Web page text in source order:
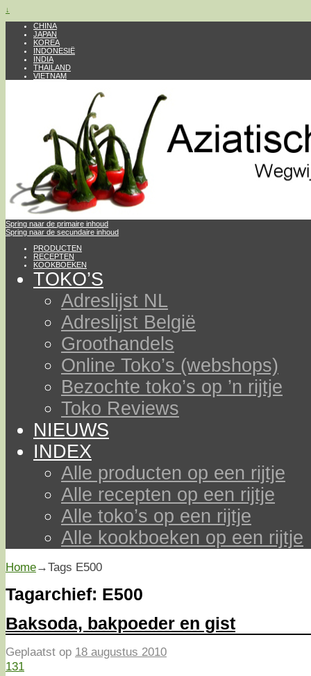
↓
CHINA
JAPAN
KOREA
INDONESIË
INDIA
THAILAND
VIETNAM
Spring naar de primaire inhoud
Spring naar de secundaire inhoud
PRODUCTEN
RECEPTEN
KOOKBOEKEN
TOKO’S
Adreslijst NL
Adreslijst België
Groothandels
Online Toko’s (webshops)
Bezochte toko’s op ’n rijtje
Toko Reviews
NIEUWS
INDEX
Alle producten op een rijtje
Alle recepten op een rijtje
Alle toko’s op een rijtje
Alle kookboeken op een rijtje
Home→Tags E500
Tagarchief: E500
Baksoda, bakpoeder en gist
Geplaatst op 18 augustus 2010
131